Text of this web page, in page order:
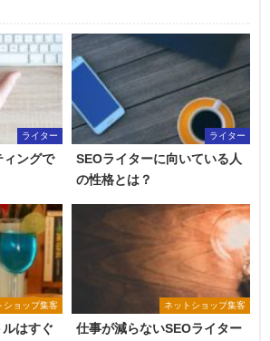
ライター
ィングで
ライター
SEOライターに向いている人
の性格とは？
ショップ集客
はすぐ
ネットショップ集客
仕事が減らないSEOライター